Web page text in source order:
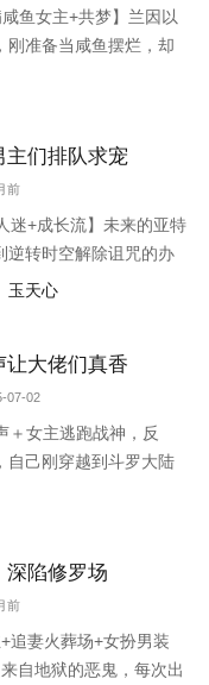
鱼女主+共梦】兰因以
刚准备当咸鱼摆烂，却
，和他一前一后穿到
赛时: “我有支气管炎。”
告白时: “我有心肌炎。”
兰因发现剧情趋势好像
吗？
主们排队求宠
前
迷+成长流】未来的亚特
逆转时空解除诅咒的办
碎片。 芙兮开局就身
雪，芙兮误打误撞保
一道冰冷的机器音：
，宿主芙兮完成攻略
。 」意识到自己在这
玉天心
让大佬们真香
07-02
＋女主逃跑战神，反
自己刚穿越到斗罗大陆
宝琉璃宗的人抓去给
来，白忆好不容易摆脱
转眼间——就被天斗皇
魂师大赛的观赛席没待
杀唐三的人误打误撞捉
深陷修罗场
前
追妻火葬场+女扮男装
自地狱的恶鬼，每次出